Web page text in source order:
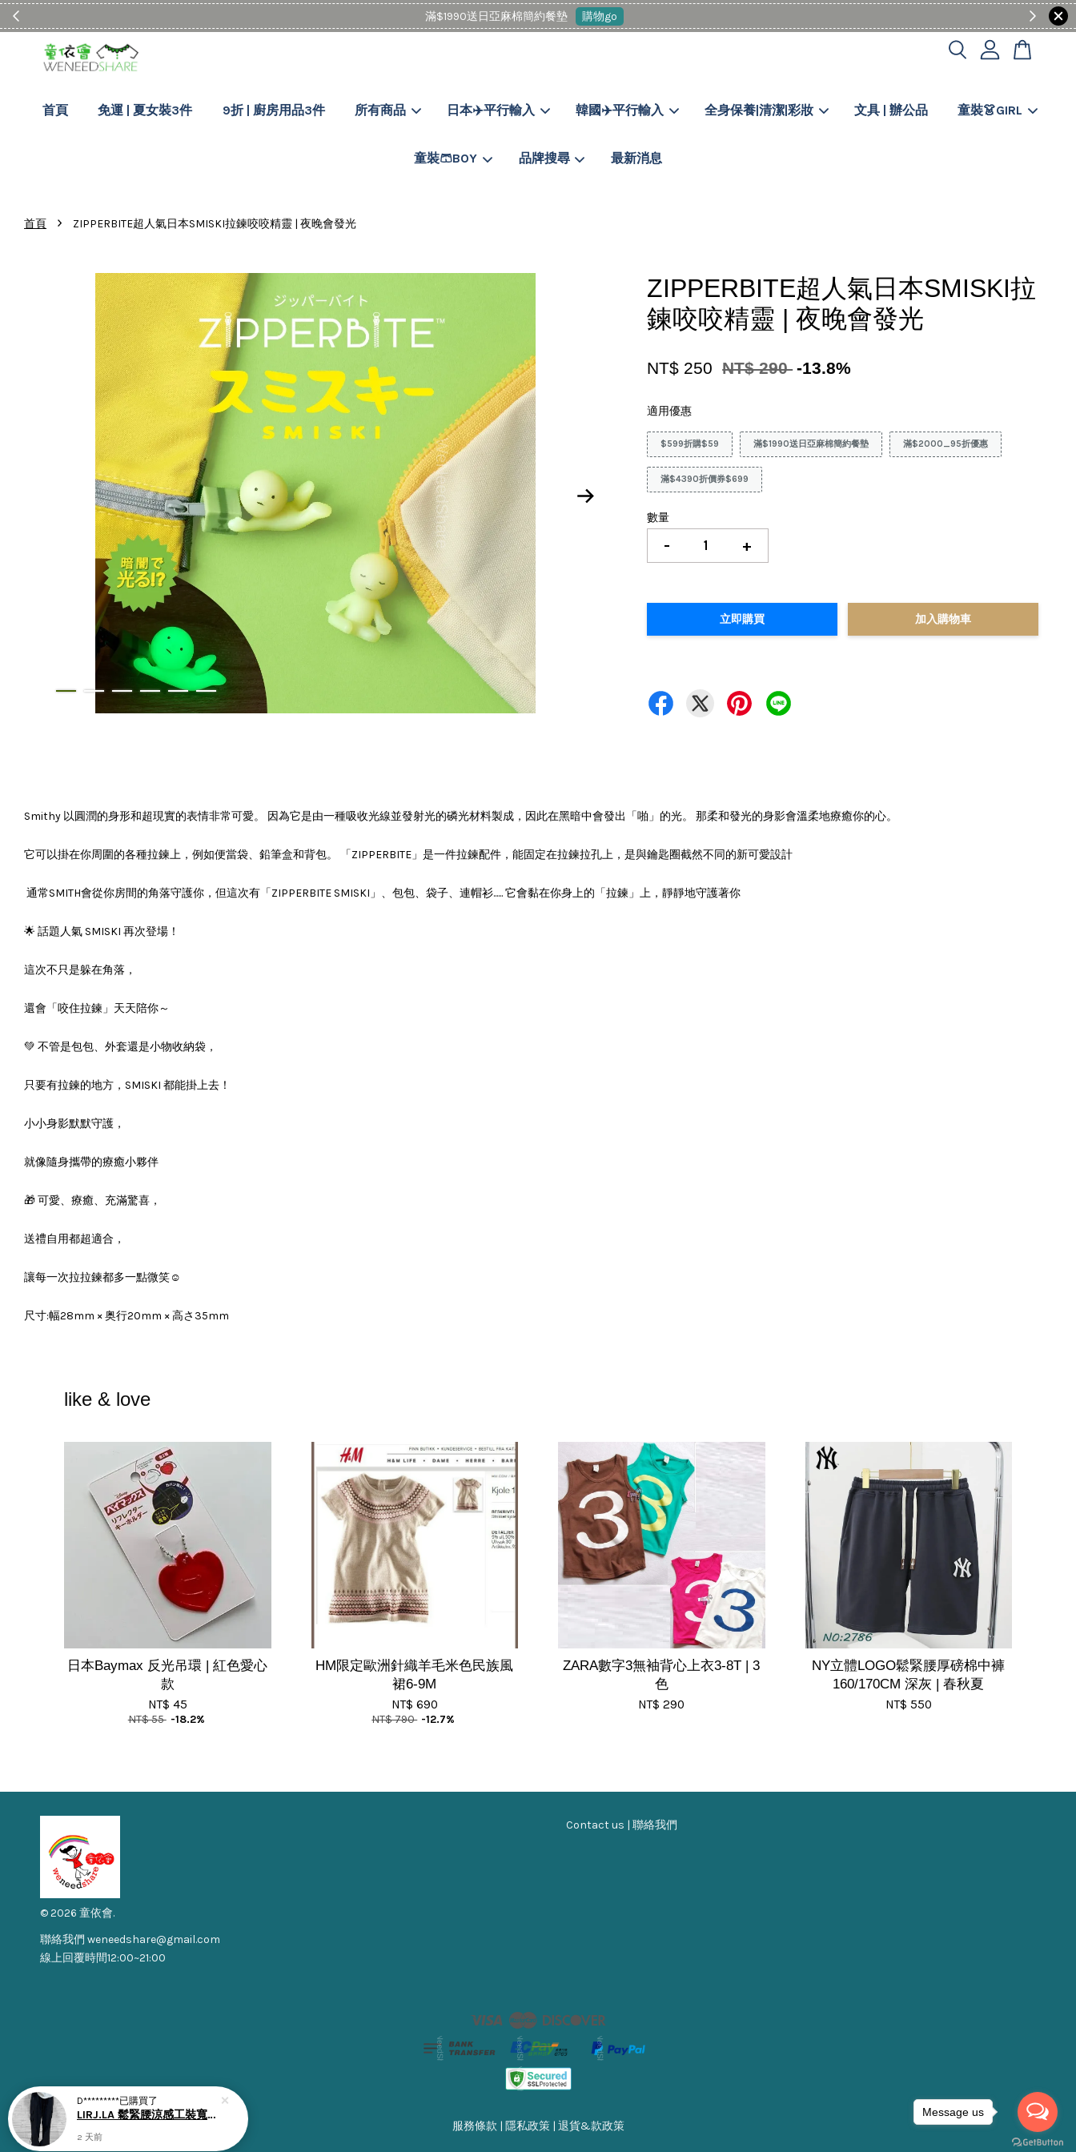
滿$1990送日亞麻棉簡約餐墊 購物go
首頁 免運 | 夏女裝3件 9折 | 廚房用品3件 所有商品 日本✈️平行輸入 韓國✈️平行輸入 全身保養|清潔|彩妝 文具 | 辦公品 童裝👗GIRL
童裝🩳BOY 品牌搜尋 最新消息
首頁 › ZIPPERBITE超人氣日本SMISKI拉鍊咬咬精靈 | 夜晚會發光
ZIPPERBITE超人氣日本SMISKI拉
鍊咬咬精靈 | 夜晚會發光
NT$ 250 NT$ 290 -13.8%
適用優惠
$599折購$59 滿$1990送日亞麻棉簡約餐墊 滿$2000_95折優惠
滿$4390折價券$699
數量
- +
立即購買 加入購物車
Smithy 以圓潤的身形和超現實的表情非常可愛。 因為它是由一種吸收光線並發射光的磷光材料製成，因此在黑暗中會發出「啪」的光。 那柔和發光的身影會溫柔地療癒你的心。
它可以掛在你周圍的各種拉鍊上，例如便當袋、鉛筆盒和背包。 「ZIPPERBITE」是一件拉鍊配件，能固定在拉鍊拉孔上，是與鑰匙圈截然不同的新可愛設計
通常SMITH會從你房間的角落守護你，但這次有「ZIPPERBITE SMISKI」、包包、袋子、連帽衫...... 它會黏在你身上的「拉鍊」上，靜靜地守護著你
🌟 話題人氣 SMISKI 再次登場！
這次不只是躲在角落，
還會「咬住拉鍊」天天陪你～
💚 不管是包包、外套還是小物收納袋，
只要有拉鍊的地方，SMISKI 都能掛上去！
小小身影默默守護，
就像隨身攜帶的療癒小夥伴
🎁 可愛、療癒、充滿驚喜，
送禮自用都超適合，
讓每一次拉拉鍊都多一點微笑☺️
尺寸:幅28mm × 奥行20mm × 高さ35mm
like & love
日本Baymax 反光吊環 | 紅色愛心
款
NT$ 45
NT$ 55 -18.2%
HM限定歐洲針織羊毛米色民族風
裙6-9M
NT$ 690
NT$ 790 -12.7%
ZARA數字3無袖背心上衣3-8T | 3
色
NT$ 290
NY立體LOGO鬆緊腰厚磅棉中褲
160/170CM 深灰 | 春秋夏
NT$ 550
© 2026 童依會.
Contact us | 聯絡我們
聯絡我們 weneedshare@gmail.com
線上回覆時間12:00~21:00
Visa Master
服務條款 | 隱私政策| 退貨&款政策
Message us